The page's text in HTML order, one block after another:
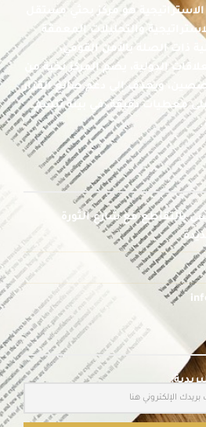
هو مركز بحثي مستقل
والتحليلات المعمقة
ذات الصلة بالأمن القومي،
الدولية، يضم المركز نخبة من
ويهدف إلى دعم صانع القرار
معطيات دقيقة، في بيئة تتسم
بالتقاطع مع شارع الثورة